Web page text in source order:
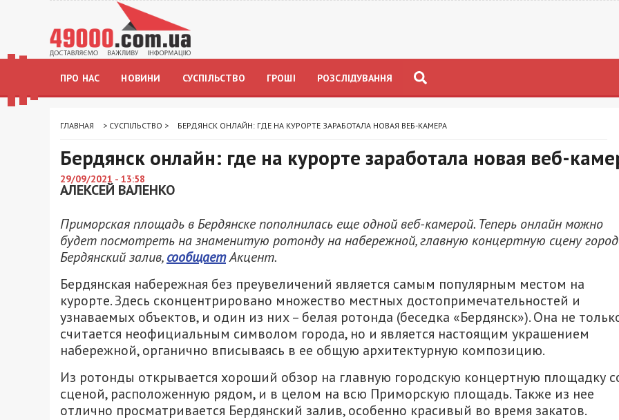
ПРО НАС НОВИНИ СУСПІЛЬСТВО ГРОШІ РОЗСЛІДУВАННЯ
ГЛАВНАЯ > СУСПІЛЬСТВО > БЕРДЯНСК ОНЛАЙН: ГДЕ НА КУРОРТЕ ЗАРАБОТАЛА НОВАЯ ВЕБ-КАМЕРА
Бердянск онлайн: где на курорте заработала новая веб-
29/09/2021 - 13:58
АЛЕКСЕЙ ВАЛЕНКО
Приморская площадь в Бердянске пополнилась еще одной веб-камерой. Теперь онлайн можно
будет посмотреть на знаменитую ротонду на набережной, главную концертную сцену
Бердянский залив,сообщаетАкцент.
Бердянская набережная без преувеличений является самым популярным местом на
курорте. Здесь сконцентрировано множество местных достопримечательностей и
узнаваемых объектов, и один из них – белая ротонда (беседка «Бердянск»). Она не
считается неофициальным символом города, но и является настоящим украшением
набережной, органично вписываясь в ее общую архитектурную композицию.
Из ротонды открывается хороший обзор на главную городскую концертную площадку
сценой, расположенную рядом, и в целом на всю Приморскую площадь. Также из нее
отлично просматривается Бердянский залив, особенно красивый во время закатов.